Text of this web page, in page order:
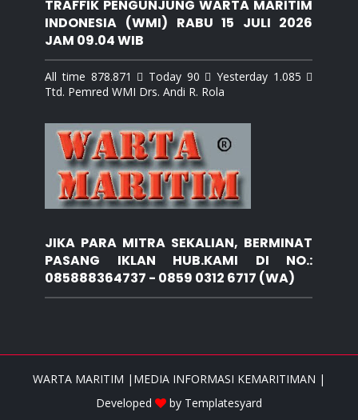
TRAFFIK PENGUNJUNG WARTA MARITIM
INDONESIA (WMI) RABU 15 JULI 2026
JAM 09.04 WIB
All time 878.871  Today 90  Yesterday 1.085 
Ttd. Pemred WMI Drs. Andi R. Rola
JIKA PARA MITRA SEKALIAN, BERMINAT
PASANG IKLAN HUB.KAMI DI NO.:
085888364737 - 0859 0312 6717 (WA)
WARTA MARITIM |MEDIA INFORMASI KEMARITIMAN |
Developed
by Templatesyard